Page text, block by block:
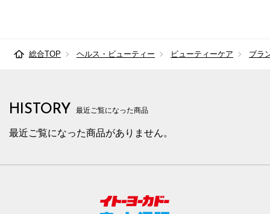
総合TOP ヘルス・ビューティー ビューティーケア ブラ
HISTORY 最近ご覧になった商品
最近ご覧になった商品がありません。